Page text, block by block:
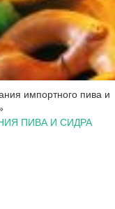
импортного пива и
ПИВА И СИДРА